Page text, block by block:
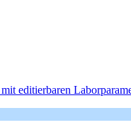
editierbaren